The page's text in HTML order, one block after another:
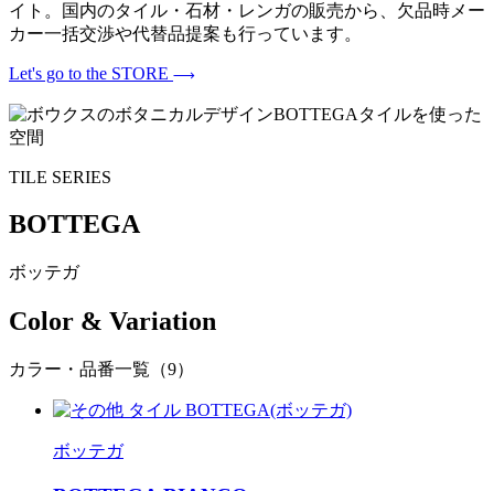
イト。国内のタイル・石材・レンガの販売から、欠品時メー
カー一括交渉や代替品提案も行っています。
Let's go to the STORE
TILE SERIES
BOTTEGA
ボッテガ
Color & Variation
カラー・品番一覧（9）
ボッテガ